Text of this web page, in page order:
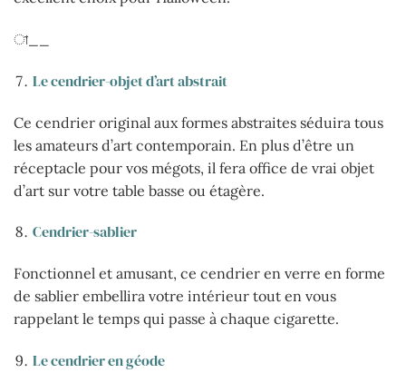
া__
Le cendrier-objet d’art abstrait
Ce cendrier original aux formes abstraites séduira tous
les amateurs d’art contemporain. En plus d’être un
réceptacle pour vos mégots, il fera office de vrai objet
d’art sur votre table basse ou étagère.
Cendrier-sablier
Fonctionnel et amusant, ce cendrier en verre en forme
de sablier embellira votre intérieur tout en vous
rappelant le temps qui passe à chaque cigarette.
Le cendrier en géode